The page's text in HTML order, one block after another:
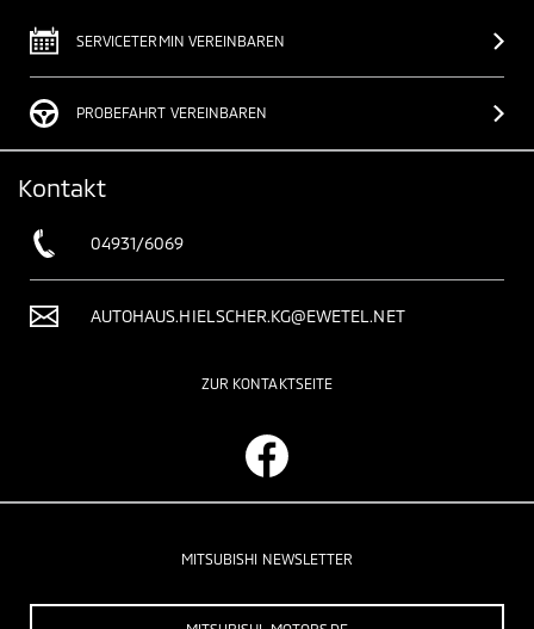
SERVICETERMIN VEREINBAREN
PROBEFAHRT VEREINBAREN
Kontakt
04931/6069
AUTOHAUS.HIELSCHER.KG@EWETEL.NET
ZUR KONTAKTSEITE
MITSUBISHI NEWSLETTER